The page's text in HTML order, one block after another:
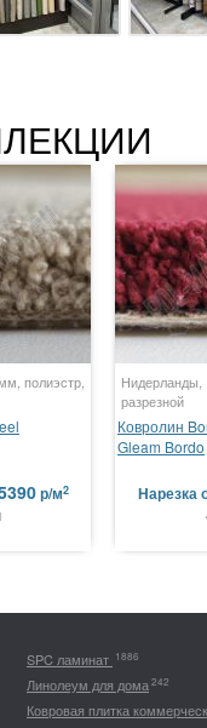
полиэстр,
р/м2
Нидерланды,
разрезной
Ковролин
Gleam Bordo
Нарезка
SPC ламинат 1886
Линолеум для дома242
Ковровая плитка